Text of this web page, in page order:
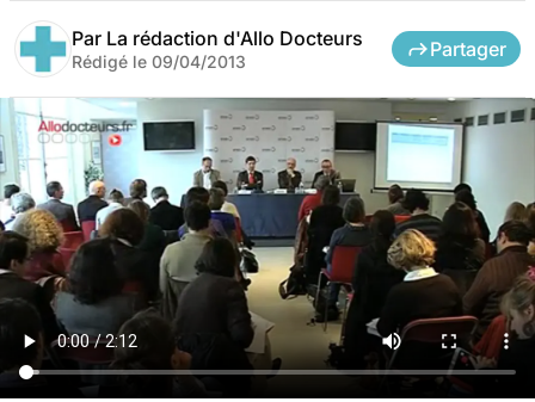
Par La rédaction d'Allo Docteurs
Rédigé le 09/04/2013
Partager